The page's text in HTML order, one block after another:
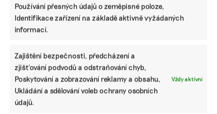
Používání přesných údajů o zeměpisné poloze,
Identifikace zařízení na základě aktivně vyžádaných
informací.
Zajištění bezpečnosti, předcházení a
zjišťování podvodů a odstraňování chyb,
Poskytování a zobrazování reklamy a obsahu,
Ukládání a sdělování voleb ochrany osobních
údajů.
Vždy aktivní
SDÍLET
Facebook